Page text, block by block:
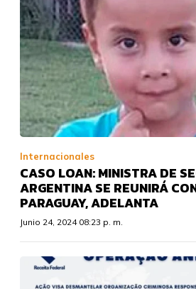
Internacionales
CASO LOAN: MINISTRA DE
ARGENTINA SE REUNIRÁ
PARAGUAY, ADELANTA
Junio 24, 2024 08:23 p. m.